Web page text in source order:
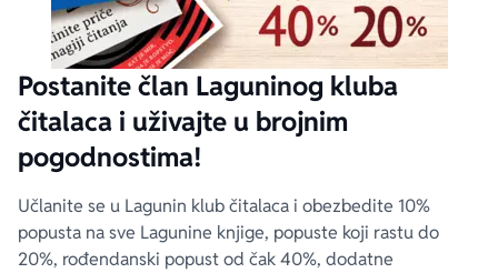
Postanite član Laguninog kluba
čitalaca i uživajte u brojnim
pogodnostima!
Učlanite se u Lagunin klub čitalaca i obezbedite 10%
popusta na sve Lagunine knjige, popuste koji rastu do
20%, rođendanski popust od čak 40%, dodatne